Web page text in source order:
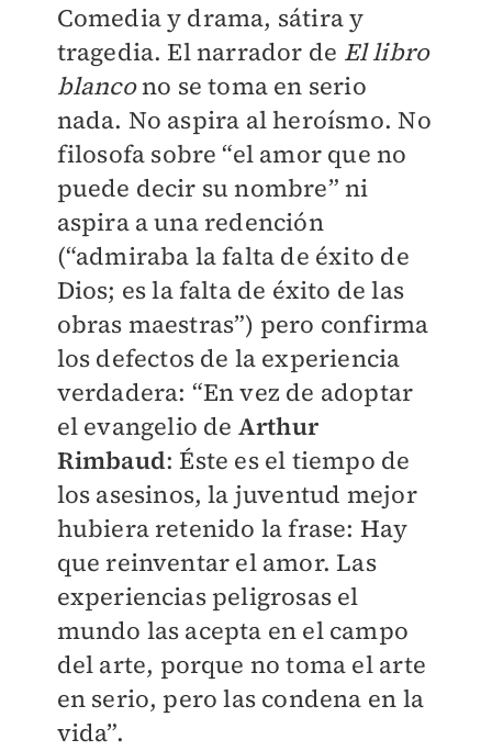
Comedia y drama, sátira y
tragedia. El narrador de El libro
blancono se toma en serio
nada. No aspira al heroísmo. No
filosofa sobre “el amor que no
puede decir su nombre” ni
aspira a una redención
(“admiraba la falta de éxito de
Dios; es la falta de éxito de las
obras maestras”) pero confirma
los defectos de la experiencia
verdadera: “En vez de adoptar
el evangelio de Arthur
Rimbaud: Éste es el tiempo de
los asesinos, la juventud mejor
hubiera retenido la frase: Hay
que reinventar el amor. Las
experiencias peligrosas el
mundo las acepta en el campo
del arte, porque no toma el arte
en serio, pero las condena en la
vida”.